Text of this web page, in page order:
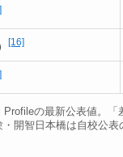
[16]
の最新公表値。「
開智日本橋は自校公